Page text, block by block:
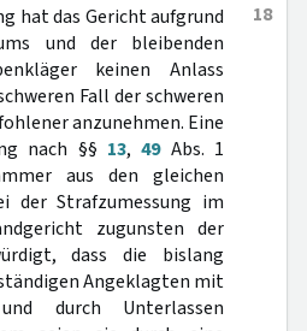
18
hat das Gericht aufgrund
und der bleibenden
keinen Anlass
Fall der schweren
anzunehmen. Eine
nach §§ 13,49Abs. 1
aus den gleichen
der Strafzumessung im
zugunsten der
dass die bislang
Angeklagten mit
durch Unterlassen